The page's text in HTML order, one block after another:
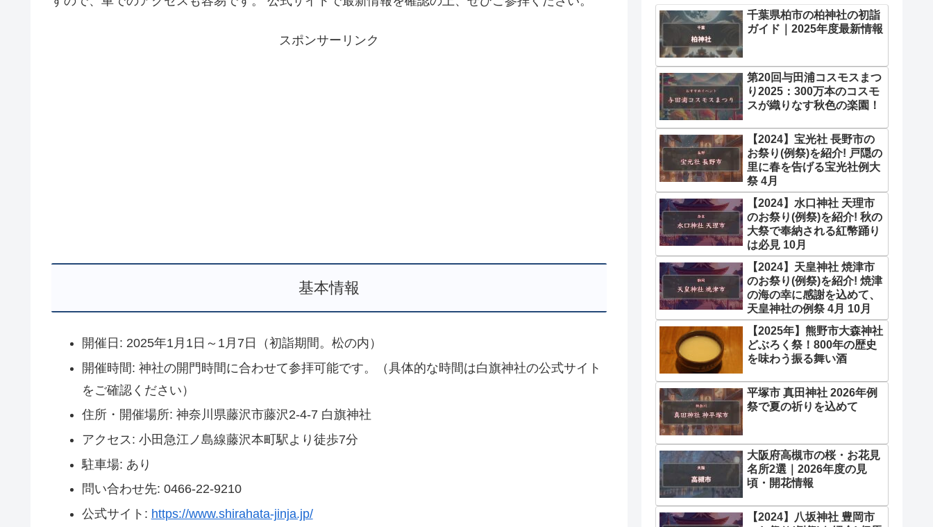
スポンサーリンク
基本情報
開催日: 2025年1月1日～1月7日（初詣期間。松の内）
開催時間: 神社の開門時間に合わせて参拝可能です。（具体的な時間は白旗神社の公式サイト
をご確認ください）
住所・開催場所: 神奈川県藤沢市藤沢2-4-7 白旗神社
アクセス: 小田急江ノ島線藤沢本町駅より徒歩7分
駐車場: あり
問い合わせ先: 0466-22-9210
公式サイト: https://www.shirahata-jinja.jp/
千葉県柏市の柏神社の初詣
ガイド｜2025年度最新情報
第20回与田浦コスモスまつ
り2025：300万本のコスモ
スが織りなす秋色の楽園！
【2024】宝光社 長野市の
お祭り(例祭)を紹介! 戸隠の
里に春を告げる宝光社例大
祭 4月
【2024】水口神社 天理市
のお祭り(例祭)を紹介! 秋の
大祭で奉納される紅幣踊り
は必見 10月
【2024】天皇神社 焼津市
のお祭り(例祭)を紹介! 焼津
の海の幸に感謝を込めて、
天皇神社の例祭 4月 10月
【2025年】熊野市大森神社
どぶろく祭！800年の歴史
を味わう振る舞い酒
平塚市 真田神社 2026年例
祭で夏の祈りを込めて
大阪府高槻市の桜・お花見
名所2選｜2026年度の見
頃・開花情報
【2024】八坂神社 豊岡市